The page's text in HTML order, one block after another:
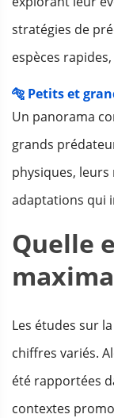
stratégies de
espèces
🐅 Petits et
Un panorama
grands
physiques,
adaptations qui
Quelle
Les études sur
chiffres variés.
été rapportées
contextes